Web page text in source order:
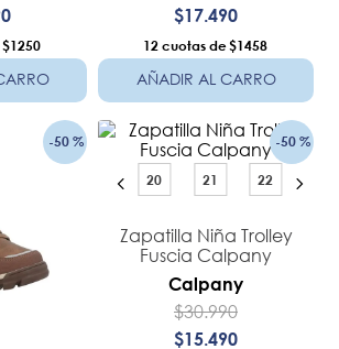
$1250
$17.490
12 $1458
AÑADIR AL CARRO
-50 % -50 %
20 21 22
Zapatilla Niña Trolley
Fuscia Calpany
Calpany
$30.990
$15.490